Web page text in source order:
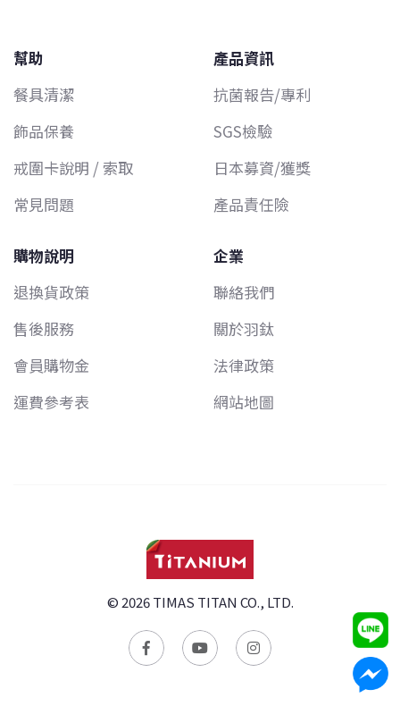
幫助
餐具清潔
飾品保養
戒圍卡說明 / 索取
常見問題
產品資訊
抗菌報告/專利
SGS檢驗
日本募資/獲獎
產品責任險
購物說明
退換貨政策
售後服務
會員購物金
運費參考表
企業
聯絡我們
關於羽鈦
法律政策
網站地圖
© 2026 TIMAS TITAN CO., LTD.